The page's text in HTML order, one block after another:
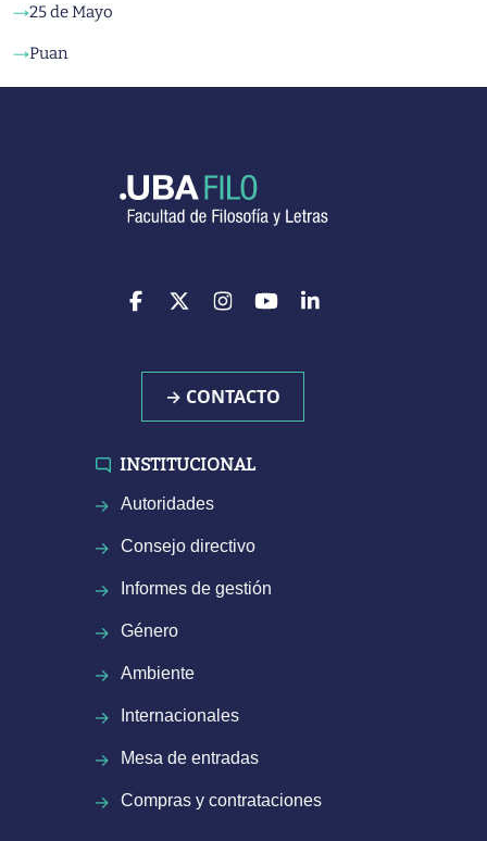
→25 de Mayo
→Puan
→ CONTACTO
INSTITUCIONAL
Autoridades
Consejo directivo
Informes de gestión
Género
Ambiente
Internacionales
Mesa de entradas
Compras y contrataciones